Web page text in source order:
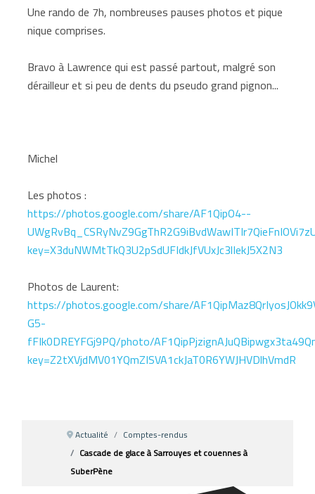
Une rando de 7h, nombreuses pauses photos et pique
nique comprises.
Bravo à Lawrence qui est passé partout, malgré son
dérailleur et si peu de dents du pseudo grand pignon...
Michel
Les photos :
https://photos.google.com/share/AF1QipO4--
key=X3duNWMtTkQ3U2pSdUFIdkJfVUxJc3lIekJ5X2N3
Photos de Laurent:
https://photos.google.com/share/
G5-
fFIk0DREYFGj9PQ/photo/
key=Z2tXVjdMV01YQmZISVA1ckJaT0R6YWJHVDlhVmdR
Actualité
Comptes-rendus
Cascade de glace à Sarrouyes et couennes à
SuberPène